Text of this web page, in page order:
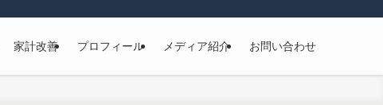
家計改善 プロフィール メディア紹介 お問い合わせ